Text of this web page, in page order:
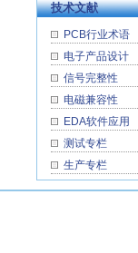
技术文献
PCB行业术语
电子产品设计
信号完整性
电磁兼容性
EDA软件应用
测试专栏
生产专栏